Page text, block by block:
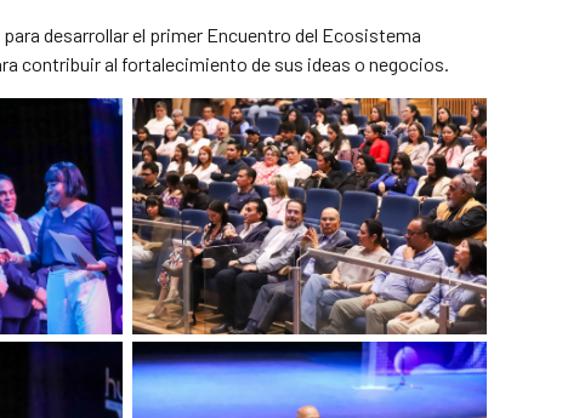
desarrollar el primer Encuentro del Ecosistema
contribuir al fortalecimiento de sus ideas o negocios.